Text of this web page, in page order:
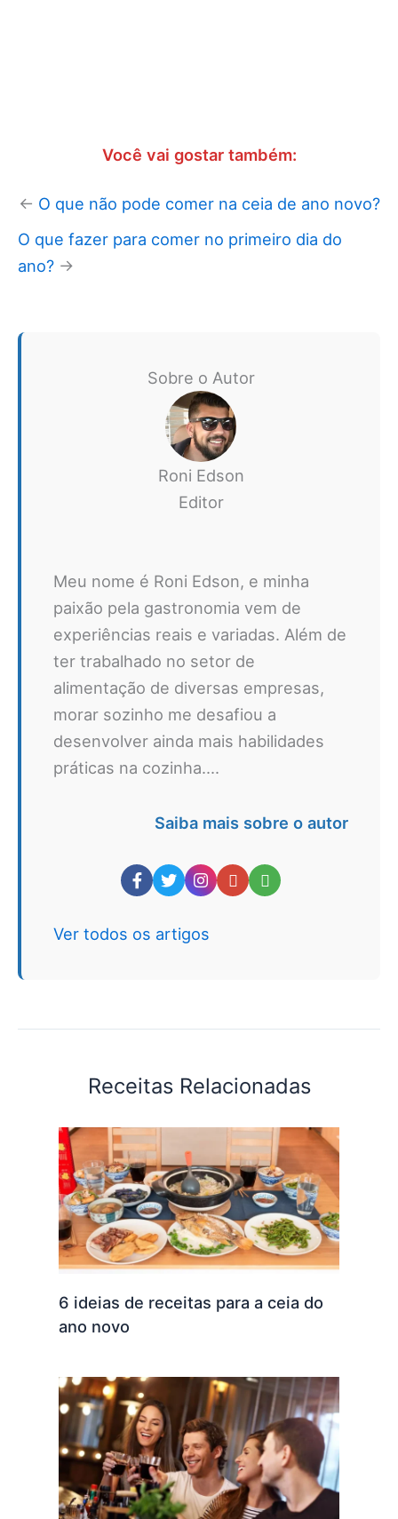
Você vai gostar também:
← O que não pode comer na ceia de ano novo?
O que fazer para comer no primeiro dia do
ano? →
Sobre o Autor
Roni Edson
Editor
Meu nome é Roni Edson, e minha
paixão pela gastronomia vem de
experiências reais e variadas. Além de
ter trabalhado no setor de
alimentação de diversas empresas,
morar sozinho me desafiou a
desenvolver ainda mais habilidades
práticas na cozinha....
Saiba mais sobre o autor
Ver todos os artigos
Receitas Relacionadas
6 ideias de receitas para a ceia do
ano novo